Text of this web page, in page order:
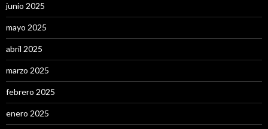
junio 2025
mayo 2025
abril 2025
marzo 2025
febrero 2025
enero 2025